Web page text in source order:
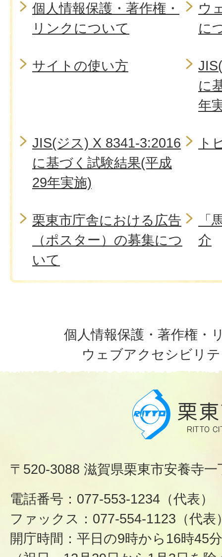
個人情報保護・著作権・
リンクについて
ウ
に
サイトの使い方
に
年
JIS(ジス) X 8341-3:2016
に基づく試験結果(平成
29年実施)
ト
栗東市庁舎における広告
（ポスター）の募集につ
いて
「
介
個人情報保護・著作権・
ウェブアクセシビリ
〒520-3088 滋賀県栗東市安養寺
電話番号：077-553-1234（代表）
ファックス：077-554-1123（代表
開庁時間：平日の9時から16時45分